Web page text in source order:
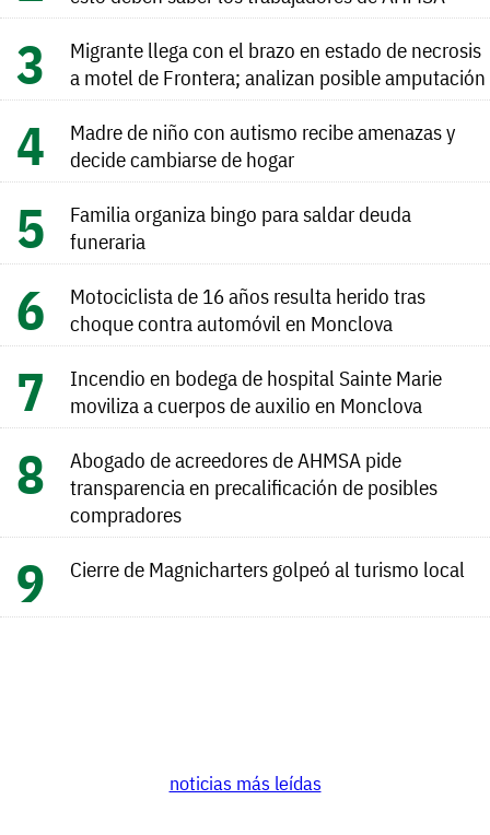
Migrante llega con el brazo en estado de necrosis
a motel de Frontera; analizan posible amputación
Madre de niño con autismo recibe amenazas y
decide cambiarse de hogar
Familia organiza bingo para saldar deuda
funeraria
Motociclista de 16 años resulta herido tras
choque contra automóvil en Monclova
Incendio en bodega de hospital Sainte Marie
moviliza a cuerpos de auxilio en Monclova
Abogado de acreedores de AHMSA pide
transparencia en precalificación de posibles
compradores
Cierre de Magnicharters golpeó al turismo local
noticias más leídas